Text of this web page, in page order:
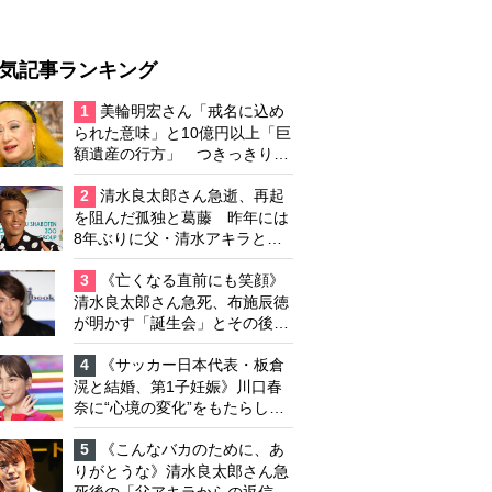
記事ランキング
1
美輪明宏さん「戒名に込め
られた意味」と10億円以上「巨
額遺産の行方」 つきっきりで
私生活をサポートしていた元俳
優が相続か
2
清水良太郎さん急逝、再起
を阻んだ孤独と葛藤 昨年には
8年ぶりに父・清水アキラと共
演、本格的な活動再開に向かっ
ていたが…周囲が懸念していた
「不安定なところ」
3
《亡くなる直前にも笑顔》
清水良太郎さん急死、布施辰徳
が明かす「誕生会」とその後の
メッセージ
4
《サッカー日本代表・板倉
滉と結婚、第1子妊娠》川口春
奈に“心境の変化”をもたらした
主演映画『ママせか』 身を削
って「がんに蝕まれる母」を演
じた壮絶な撮影現場
5
《こんなバカのために、あ
りがとうな》清水良太郎さん急